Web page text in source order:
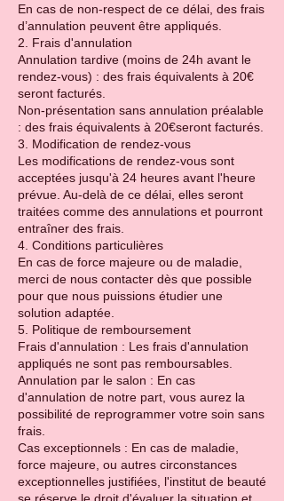
En cas de non-respect de ce délai, des frais
d’annulation peuvent être appliqués.
2. Frais d'annulation
Annulation tardive (moins de 24h avant le
rendez-vous) : des frais équivalents à 20€
seront facturés.
Non-présentation sans annulation préalable
: des frais équivalents à 20€seront facturés.
3. Modification de rendez-vous
Les modifications de rendez-vous sont
acceptées jusqu'à 24 heures avant l'heure
prévue. Au-delà de ce délai, elles seront
traitées comme des annulations et pourront
entraîner des frais.
4. Conditions particulières
En cas de force majeure ou de maladie,
merci de nous contacter dès que possible
pour que nous puissions étudier une
solution adaptée.
5. Politique de remboursement
Frais d'annulation : Les frais d'annulation
appliqués ne sont pas remboursables.
Annulation par le salon : En cas
d'annulation de notre part, vous aurez la
possibilité de reprogrammer votre soin sans
frais.
Cas exceptionnels : En cas de maladie,
force majeure, ou autres circonstances
exceptionnelles justifiées, l'institut de beauté